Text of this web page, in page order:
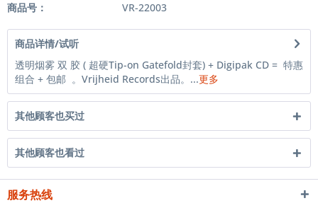
商品号： VR-22003
商品详情/试听
透明烟雾 双 胶 ( 超硬Tip-on Gatefold封套) + Digipak CD = 特惠
组合 + 包邮 。Vrijheid Records出品。...更多
其他顾客也买过
其他顾客也看过
服务热线